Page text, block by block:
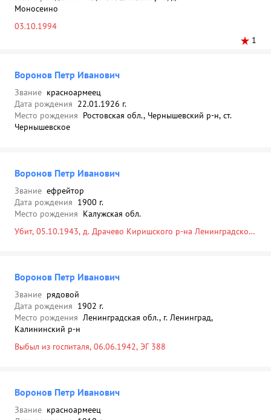
Моносеино
03.10.1994
1
Воронов Петр Иванович
Звание красноармеец
Дата рождения 22.01.1926 г.
Место рождения Ростовская обл., Чернышевский р-н, ст.
Чернышевское
Воронов Петр Иванович
Звание ефрейтор
Дата рождения 1900 г.
Место рождения Калужская обл.
Убит, 05.10.1943, д. Драчево Киришского р-на Ленинградской
Воронов Петр Иванович
Звание рядовой
Дата рождения 1902 г.
Место рождения Ленинградская обл., г. Ленинград,
Калининский р-н
Выбыл из госпиталя, 06.06.1942, ЭГ 388
Воронов Петр Иванович
Звание красноармеец